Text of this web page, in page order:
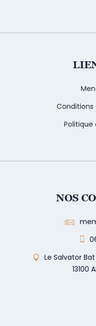
Conditions
NOS
Le Salvator
13100